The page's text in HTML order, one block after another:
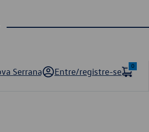
Serrana Entre/registre-se
0